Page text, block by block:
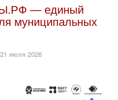
— единый
муниципальных
июля 2026